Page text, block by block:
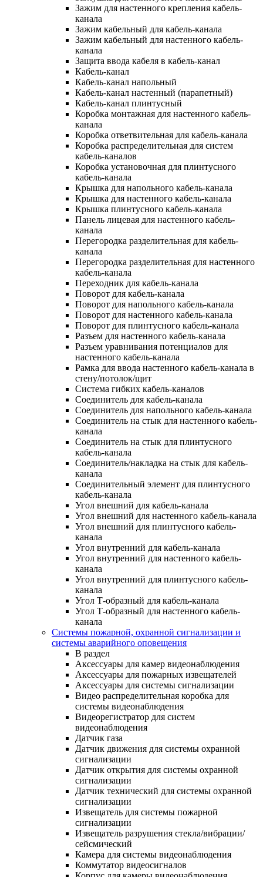
Зажим для настенного крепления кабель-
канала
Зажим кабельный для кабель-канала
Зажим кабельный для настенного кабель-
канала
Защита ввода кабеля в кабель-канал
Кабель-канал
Кабель-канал напольный
Кабель-канал настенный (парапетный)
Кабель-канал плинтусный
Коробка монтажная для настенного кабель-
канала
Коробка ответвительная для кабель-канала
Коробка распределительная для систем
кабель-каналов
Коробка установочная для плинтусного
кабель-канала
Крышка для напольного кабель-канала
Крышка для настенного кабель-канала
Крышка плинтусного кабель-канала
Панель лицевая для настенного кабель-
канала
Перегородка разделительная для кабель-
канала
Перегородка разделительная для настенного
кабель-канала
Переходник для кабель-канала
Поворот для кабель-канала
Поворот для напольного кабель-канала
Поворот для настенного кабель-канала
Поворот для плинтусного кабель-канала
Разъем для настенного кабель-канала
Разъем уравнивания потенциалов для
настенного кабель-канала
Рамка для ввода настенного кабель-канала в
стену/потолок/щит
Система гибких кабель-каналов
Соединитель для кабель-канала
Соединитель для напольного кабель-канала
Соединитель на стык для настенного кабель-
канала
Соединитель на стык для плинтусного
кабель-канала
Соединитель/накладка на стык для кабель-
канала
Соединительный элемент для плинтусного
кабель-канала
Угол внешний для кабель-канала
Угол внешний для настенного кабель-канала
Угол внешний для плинтусного кабель-
канала
Угол внутренний для кабель-канала
Угол внутренний для настенного кабель-
канала
Угол внутренний для плинтусного кабель-
канала
Угол Т-образный для кабель-канала
Угол Т-образный для настенного кабель-
канала
Системы пожарной, охранной сигнализации и
системы аварийного оповещения
В раздел
Аксессуары для камер видеонаблюдения
Аксессуары для пожарных извещателей
Аксессуары для системы сигнализации
Видео распределительная коробка для
системы видеонаблюдения
Видеорегистратор для систем
видеонаблюдения
Датчик газа
Датчик движения для системы охранной
сигнализации
Датчик открытия для системы охранной
сигнализации
Датчик технический для системы охранной
сигнализации
Извещатель для системы пожарной
сигнализации
Извещатель разрушения стекла/вибрации/
сейсмический
Камера для системы видеонаблюдения
Коммутатор видеосигналов